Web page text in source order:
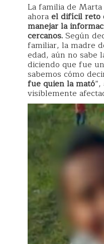
La familia de
ahorael difícil reto
manejar la
cercanos.Según
familiar, la madre
edad, aún no sabe
diciendo que fue
sabemos cómo
fue quien la mató
visiblemente